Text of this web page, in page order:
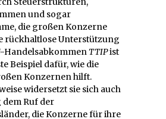
und sogar
die großen Konzerne
rückhaltlose Unterstützung
Handelsabkommen TTIPist
Beispiel dafür, wie die
Konzernen hilft.
widersetzt sie sich auch
Ruf der
die Konzerne für ihre